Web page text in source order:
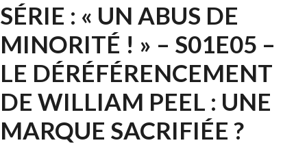
SÉRIE : « UN ABUS DE
MINORITÉ ! » – S01E05 –
LE DÉRÉFÉRENCEMENT
DE WILLIAM PEEL : UNE
MARQUE SACRIFIÉE ?